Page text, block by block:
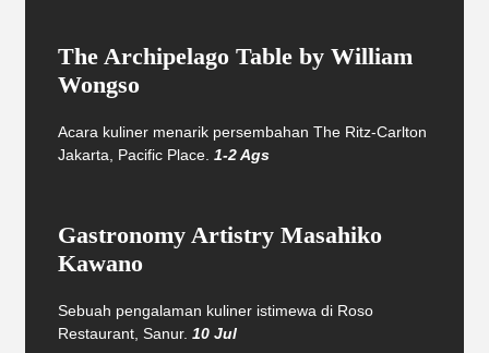
The Archipelago Table by William
Wongso
Acara kuliner menarik persembahan The Ritz-Carlton
Jakarta, Pacific Place. 1-2 Ags
Gastronomy Artistry Masahiko
Kawano
Sebuah pengalaman kuliner istimewa di Roso
Restaurant, Sanur. 10 Jul